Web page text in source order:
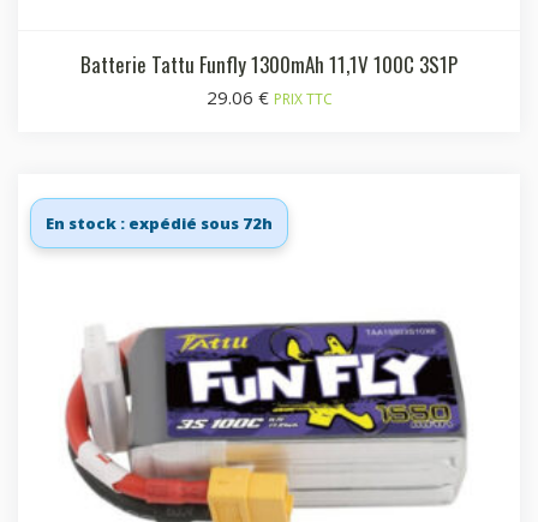
Batterie Tattu Funfly 1300mAh 11,1V 100C 3S1P
29.06 € PRIX TTC
En stock : expédié sous 72h